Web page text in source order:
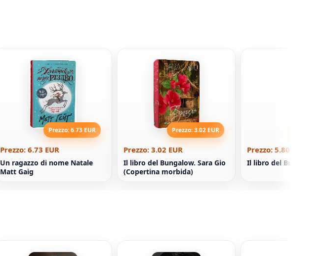
Prezzo: 6.73 EUR
Prezzo: 6.73 EUR
Un ragazzo di nome Natale
Matt Gaig
Prezzo: 3.02 EUR
Prezzo: 3.02 EUR
Il libro del Bungalow. Sara Gio
(Copertina morbida)
Prezzo: 5.80 EUR
Il libro del Bungalow.